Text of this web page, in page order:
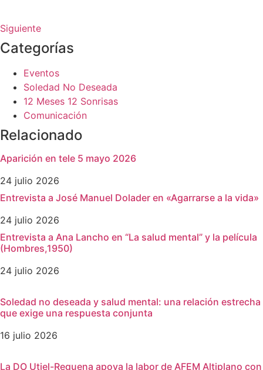
Siguiente
Categorías
Eventos
Soledad No Deseada
12 Meses 12 Sonrisas
Comunicación
Relacionado
Aparición en tele 5 mayo 2026
24 julio 2026
Entrevista a José Manuel Dolader en «Agarrarse a la vida»
24 julio 2026
Entrevista a Ana Lancho en “La salud mental” y la película
(Hombres,1950)
24 julio 2026
Soledad no deseada y salud mental: una relación estrecha
que exige una respuesta conjunta
16 julio 2026
La DO Utiel-Requena apoya la labor de AFEM Altiplano con